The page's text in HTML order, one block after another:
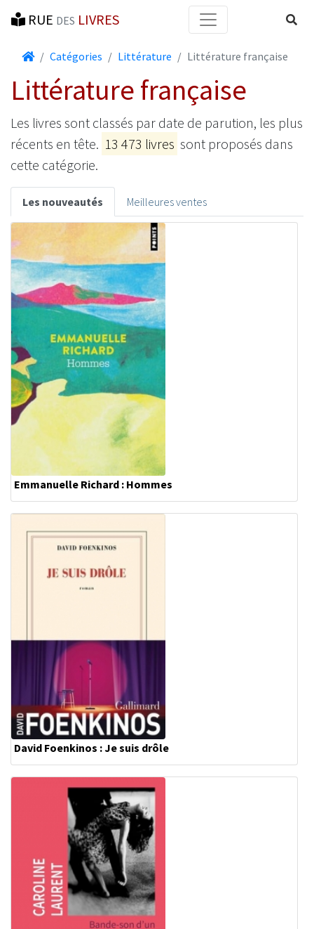
RUE DES LIVRES
AccueilCatégories Littérature Littérature française
Littérature française
Les livres sont classés par date de parution, les plus
récents en tête. 13 473 livres sont proposés dans
cette catégorie.
Les nouveautés Meilleures ventes
Emmanuelle Richard : Hommes
David Foenkinos : Je suis drôle